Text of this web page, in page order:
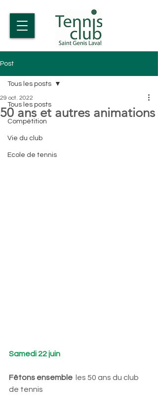
Post
Tous les posts
Compétition
Vie du club
Ecole de tennis
Tous les posts
50 ans et autres animations
29 oct. 2022
Samedi 22 juin
Fêtons ensemble les 50 ans du club
de tennis